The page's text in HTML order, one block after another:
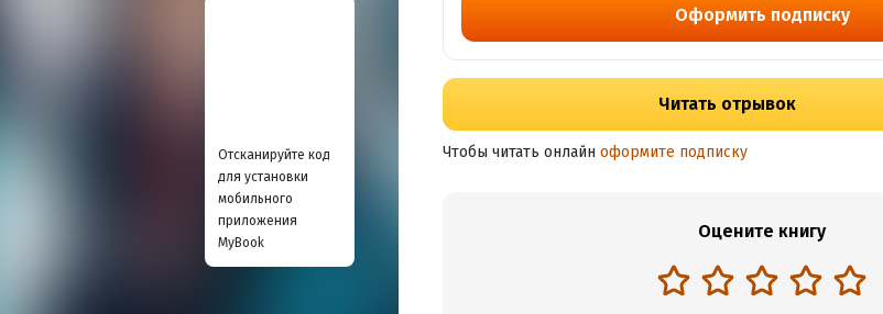
Отсканируйте код
для установки
мобильного
приложения
MyBook
Оформить подписку
Читать отрывок
Чтобы читать онлайн оформите подписку
Оцените книгу